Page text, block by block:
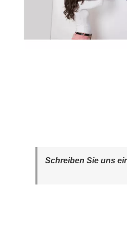
Schreiben Sie uns